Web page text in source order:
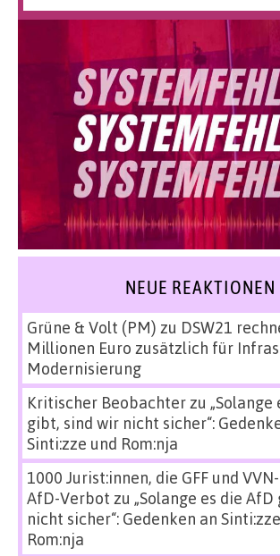
NEUE REAKTIONEN
Grüne & Volt (PM) zu DSW21
Millionen Euro zusätzlich für
Modernisierung
Kritischer Beobachterzu „Solange
gibt, sind wir nicht sicher“:
Sinti:zze und Rom:nja
1000 Jurist:innen, die GFF und
AfD-Verbot zu „Solange es die
nicht sicher“: Gedenken an
Rom:nja